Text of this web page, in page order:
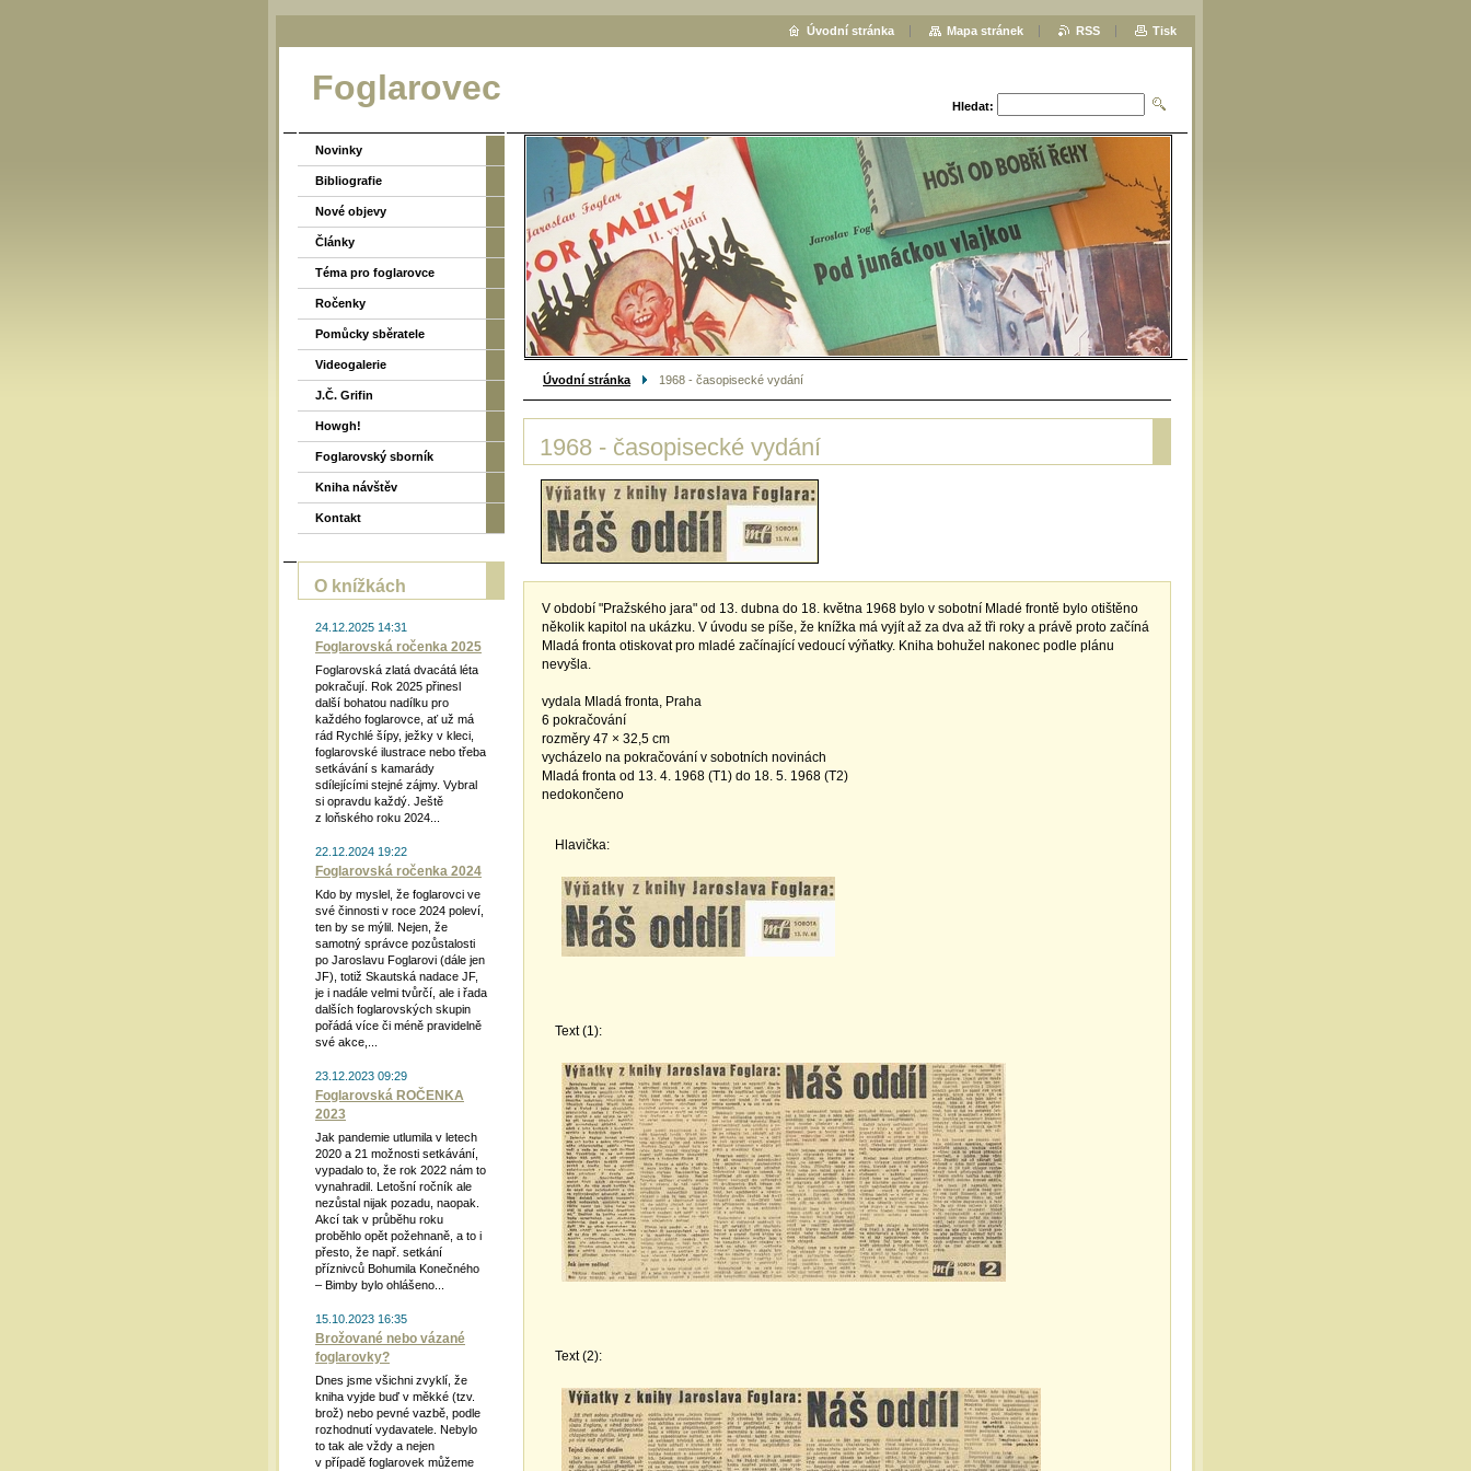
Foglarovec Hledat:
Úvodní stránka 1968 - časopisecké vydání
1968 - časopisecké vydání
V období "Pražského jara" od 13. dubna do 18. května 1968 bylo v sobotní Mladé frontě bylo otištěno
několik kapitol na ukázku. V úvodu se píše, že knížka má vyjít až za dva až tři roky a právě proto začíná
Mladá fronta otiskovat pro mladé začínající vedoucí výňatky. Kniha bohužel nakonec podle plánu
nevyšla.
vydala Mladá fronta, Praha
6 pokračování
rozměry 47 × 32,5 cm
vycházelo na pokračování v sobotních novinách
Mladá fronta od 13. 4. 1968 (T1) do 18. 5. 1968 (T2)
nedokončeno
Hlavička:
Text (1):
Text (2):
Novinky
Bibliografie
Nové objevy
Články
Téma pro foglarovce
Ročenky
Pomůcky sběratele
Videogalerie
J.Č. Grifin
Howgh!
Foglarovský sborník
Kniha návštěv
Kontakt
O knížkách
24.12.2025 14:31
Foglarovská ročenka 2025
Foglarovská zlatá dvacátá léta
pokračují. Rok 2025 přinesl
další bohatou nadílku pro
každého foglarovce, ať už má
rád Rychlé šípy, ježky v kleci,
foglarovské ilustrace nebo třeba
setkávání s kamarády
sdílejícími stejné zájmy. Vybral
si opravdu každý. Ještě
z loňského roku 2024...
22.12.2024 19:22
Foglarovská ročenka 2024
Kdo by myslel, že foglarovci ve
své činnosti v roce 2024 poleví,
ten by se mýlil. Nejen, že
samotný správce pozůstalosti
po Jaroslavu Foglarovi (dále jen
JF), totiž Skautská nadace JF,
je i nadále velmi tvůrčí, ale i řada
dalších foglarovských skupin
pořádá více či méně pravidelně
své akce,...
23.12.2023 09:29
Foglarovská ROČENKA
2023
Jak pandemie utlumila v letech
2020 a 21 možnosti setkávání,
vypadalo to, že rok 2022 nám to
vynahradil. Letošní ročník ale
nezůstal nijak pozadu, naopak.
Akcí tak v průběhu roku
proběhlo opět požehnaně, a to i
přesto, že např. setkání
příznivců Bohumila Konečného
– Bimby bylo ohlášeno...
15.10.2023 16:35
Brožované nebo vázané
foglarovky?
Dnes jsme všichni zvyklí, že
kniha vyjde buď v měkké (tzv.
brož) nebo pevné vazbě, podle
rozhodnutí vydavatele. Nebylo
to tak ale vždy a nejen
v případě foglarovek můžeme
Úvodní stránka Mapa stránek RSS Tisk